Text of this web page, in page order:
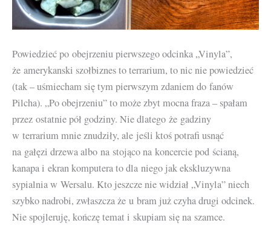
Powiedzieć po obejrzeniu pierwszego odcinka „Vinyla”,
że amerykanski szołbiznes to terrarium, to nic nie powiedzieć
(tak – uśmiecham się tym pierwszym zdaniem do fanów
Pilcha). „Po obejrzeniu” to może zbyt mocna fraza – spałam
przez ostatnie pół godziny. Nie dlatego że gadziny
w terrarium mnie znudziły, ale jeśli ktoś potrafi usnąć
na gałęzi drzewa albo na stojąco na koncercie pod ścianą,
kanapa i ekran komputera to dla niego jak ekskluzywna
sypialnia w Wersalu. Kto jeszcze nie widział „Vinyla” niech
szybko nadrobi, zwłaszcza że u bram już czyha drugi odcinek.
Nie spojleruję, kończę temat i skupiam się na szamce.